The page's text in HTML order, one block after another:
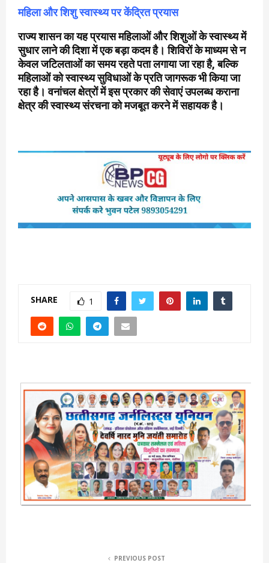
महिला और शिशु स्वास्थ्य पर केंद्रित प्रयास
राज्य शासन का यह प्रयास महिलाओं और शिशुओं के स्वास्थ्य में
सुधार लाने की दिशा में एक बड़ा कदम है। शिविरों के माध्यम से न
केवल जटिलताओं का समय रहते पता लगाया जा रहा है, बल्कि
महिलाओं को स्वास्थ्य सुविधाओं के प्रति जागरूक भी किया जा
रहा है। वनांचल क्षेत्रों में इस प्रकार की सेवाएं उपलब्ध कराना
क्षेत्र की स्वास्थ्य संरचना को मजबूत करने में सहायक है।
SHARE 1
PREVIOUS POST